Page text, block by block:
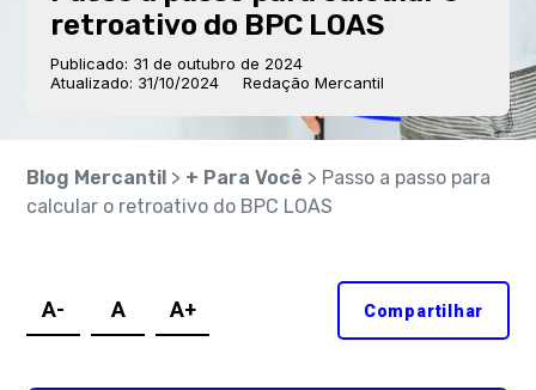
retroativo do BPC LOAS
Publicado: 31 de outubro de 2024
Atualizado: 31/10/2024
Redação Mercantil
Blog Mercantil > + Para Você > Passo a passo para
calcular o retroativo do BPC LOAS
A- A A+ Compartilhar